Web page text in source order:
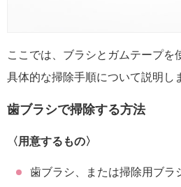
ここでは、ブラシとガムテープを
具体的な掃除手順について説明し
歯ブラシで掃除する方法
〈用意するもの〉
歯ブラシ、または掃除用ブラ